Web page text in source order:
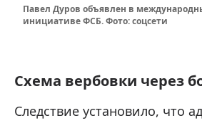
Павел Дуров объявлен в
инициативе ФСБ. Фото: соцсети
Схема вербовки через
Следствие установило, что